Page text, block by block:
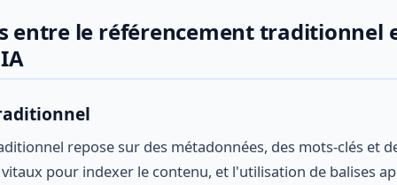
entre le référencement traditionnel
repose sur des métadonnées, des mots-clés et
pour indexer le contenu, et l'utilisation de balises